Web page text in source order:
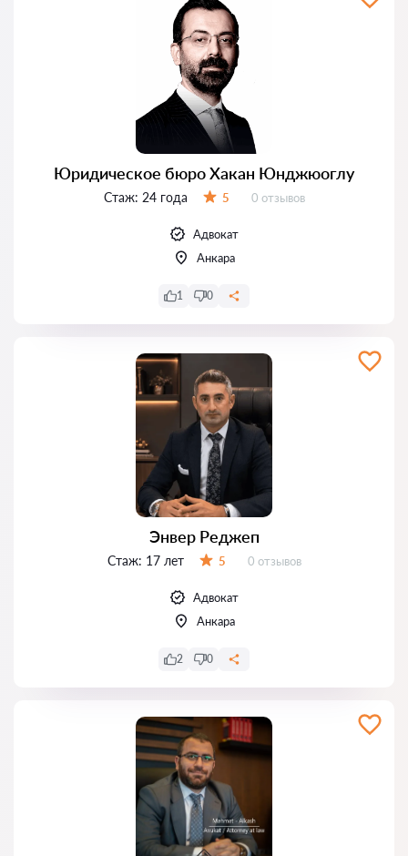
Юридическое бюро Хакан Юнджюоглу
Стаж: 24 года 5 Отзывов:
0 отзывов
Адвокат
Анкара
1 0
Энвер Реджеп
Стаж: 17 лет 5 Отзывов:
0 отзывов
Адвокат
Анкара
2 0